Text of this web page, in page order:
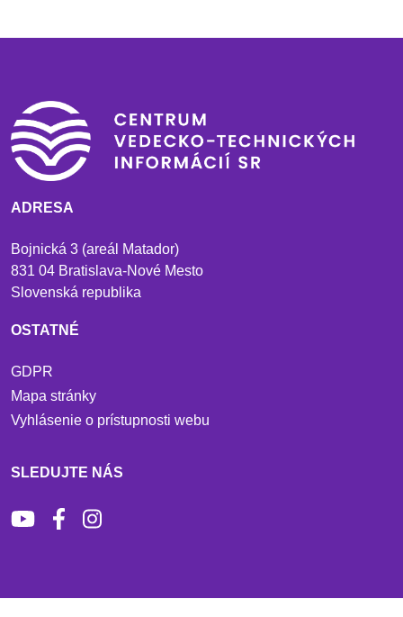
ADRESA
Bojnická 3 (areál Matador)
831 04 Bratislava-Nové Mesto
Slovenská republika
OSTATNÉ
GDPR
Mapa stránky
Vyhlásenie o prístupnosti webu
SLEDUJTE NÁS